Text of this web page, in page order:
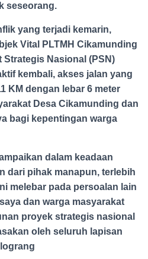
seseorang.
yang terjadi kemarin,
Vital PLTMH Cikamunding
Nasional (PSN)
kembali, akses jalan yang
KM dengan lebar 6 meter
Desa Cikamunding dan
bagi kepentingan warga
dalam keadaan
dari pihak manapun, terlebih
melebar pada persoalan lain
dan warga masyarakat
proyek strategis nasional
oleh seluruh lapisan